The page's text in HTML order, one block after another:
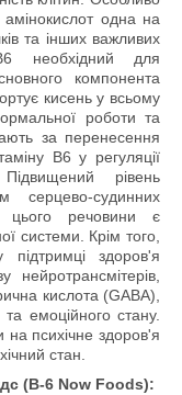
одна на
та інших важливих
необхідний для
компонента
кисень у всьому
роботи та
за перенесення
B6 у регуляції
рівень
серцево-судинних
цього речовини є
системи. Крім того,
здоров'я
нейротрансмітерів,
кислота (GABA),
емоційного стану.
психічне здоров'я
стан.
(B-6 Now Foods):